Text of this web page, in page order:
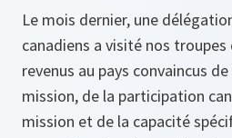
Le mois dernier, une
canadiens a visité nos
revenus au pays convaincus
mission, de la participation
mission et de la capacité